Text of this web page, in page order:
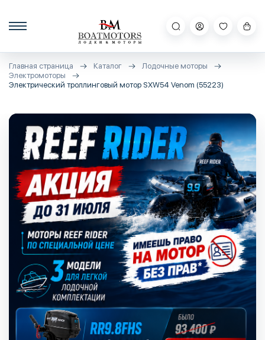
Главная страница Каталог
Лодочные моторы
Электромоторы
Электрический троллинговый мотор SXW54 Venom (55223)